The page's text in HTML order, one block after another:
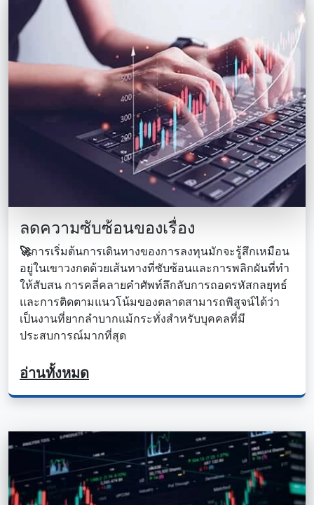
ลดความซับซ้อนของเรื่อง
🚀การเริ่มต้นการเดินทางของการลงทุนมักจะรู้สึกเหมือน
อยู่ในเขาวงกตด้วยเส้นทางที่ซับซ้อนและการพลิกผันที่ทํา
ให้สับสน การคลี่คลายคําศัพท์ลึกลับการถอดรหัสกลยุทธ์
และการติดตามแนวโน้มของตลาดสามารถพิสูจน์ได้ว่า
เป็นงานที่ยากลําบากแม้กระทั่งสําหรับบุคคลที่มี
ประสบการณ์มากที่สุด
อ่านทั้งหมด